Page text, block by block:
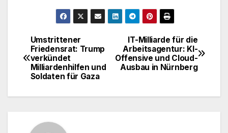
Beitragsnavigation
IT-Milliarde für die
Arbeitsagentur: KI-
Offensive und Cloud-
Ausbau in Nürnberg
Umstrittener
Friedensrat: Trump
verkündet
Milliardenhilfen und
Soldaten für Gaza